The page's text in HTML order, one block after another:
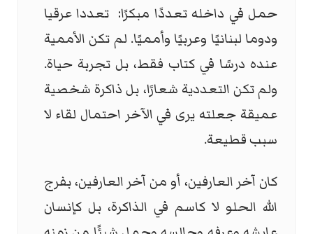
حمل في داخله تعددًا مبكرًا: تعددا عرقيا
ودوما لبنانيًا وعربيًا وأمميًا. لم تكن الأممية
عنده درسًا في كتاب فقط، بل تجربة حياة.
ولم تكن التعددية شعارًا، بل ذاكرة شخصية
عميقة جعلته يرى في الآخر احتمال لقاء لا
سبب قطيعة.
كان آخر العارفين، أو من آخر العارفين، بفرج
الله الحلو لا كاسم في الذاكرة، بل كإنسان